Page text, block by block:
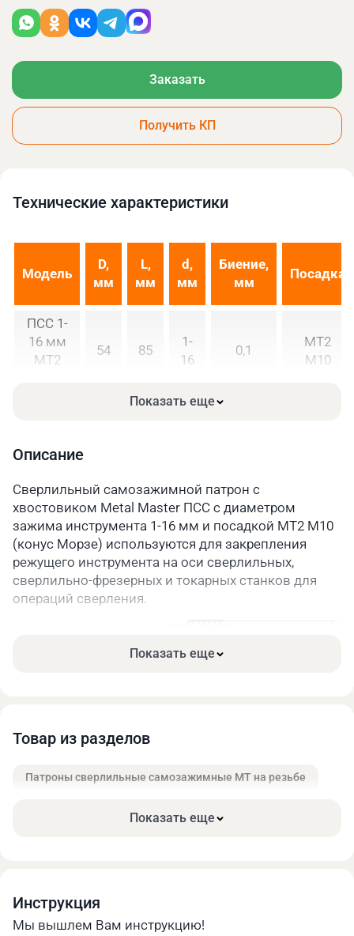
Заказать
Получить КП
Технические xарактеристики
Модель
D,
мм
L,
мм
d,
мм
Биение,
мм
Посадка
ПСС 1-
16 мм
МТ2
54 85
1-
16
0,1
МТ2
М10
Показать еще
Описание
Сверлильный самозажимной патрон с
хвостовиком Metal Master ПСС с диаметром
зажима инструмента 1-16 мм и посадкой МТ2 М10
(конус Морзе) используются для закрепления
режущего инструмента на оси сверлильных,
сверлильно-фрезерных и токарных станков для
операций сверления.
Высокоточное центрирование
Цельная конструкция хвостовика обеспечивает
высокоскоростных операциях
Широкий диапазон диаметров зажима режущего
Показать еще
Товар из разделов
Патроны сверлильные самозажимные МТ на резьбе
Показать еще
Инструкция
Мы вышлем Вам инструкцию!